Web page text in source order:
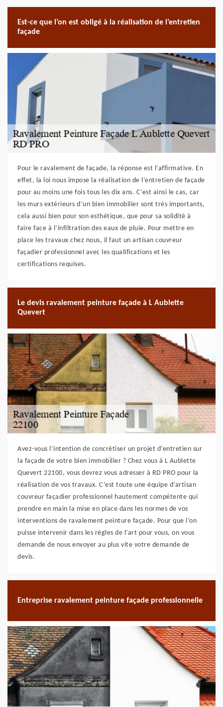
Est-ce que l’on est obligé à la réalisation de l’entretien
façade
Pour le ravalement de façade, la réponse est l’affirmative. En
effet, la loi nous impose la réalisation de l’entretien de façade
pour au moins une fois tous les dix ans. C’est ainsi le cas, car
les murs extérieurs d’un bien immobilier sont très importants,
cela aussi bien pour son esthétique, que pour sa solidité à
faire face à l’infiltration des eaux de pluie. Pour mettre en
place les travaux chez nous, il faut un artisan couvreur
façadier professionnel avec les qualifications et les
certifications requises.
Le devis ravalement peinture façade à L Aublette
Quevert
Avez-vous l’intention de concrétiser un projet d’entretien sur
la façade de votre bien immobilier ? Chez vous à L Aublette
Quevert 22100, vous devrez vous adresser à RD PRO pour la
réalisation de vos travaux. C’est toute une équipe d’artisan
couvreur façadier professionnel hautement compétente qui
prendre en main la mise en place dans les normes de vos
interventions de ravalement peinture façade. Pour que l’on
puisse intervenir dans les règles de l’art pour vous, on vous
demande de nous envoyer au plus vite votre demande de
devis.
Entreprise ravalement peinture façade professionnelle